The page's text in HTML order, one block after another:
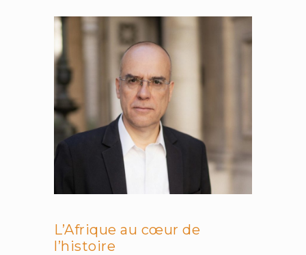
l’artiste
L’Afrique au cœur de
l’histoire